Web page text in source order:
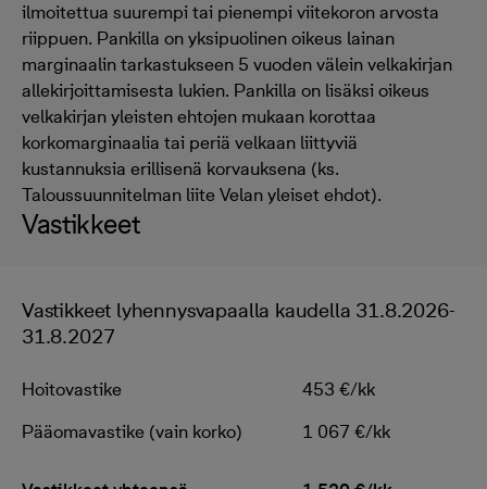
ilmoitettua suurempi tai pienempi viitekoron arvosta
riippuen. Pankilla on yksipuolinen oikeus lainan
marginaalin tarkastukseen 5 vuoden välein velkakirjan
allekirjoittamisesta lukien. Pankilla on lisäksi oikeus
velkakirjan yleisten ehtojen mukaan korottaa
korkomarginaalia tai periä velkaan liittyviä
kustannuksia erillisenä korvauksena (ks.
Taloussuunnitelman liite Velan yleiset ehdot).
Vastikkeet
Vastikkeet lyhennysvapaalla kaudella 31.8.2026-
31.8.2027
Hoitovastike
453 €/kk
Pääomavastike (vain korko)
1 067 €/kk